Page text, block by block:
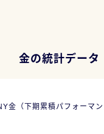
金の統計データ
金（下期累積パフォーマ